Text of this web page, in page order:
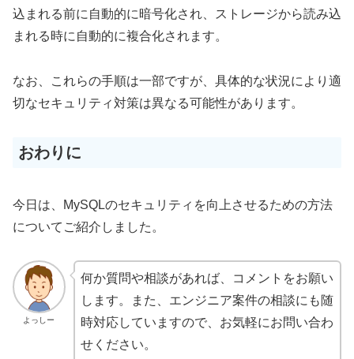
込まれる前に自動的に暗号化され、ストレージから読み込
まれる時に自動的に複合化されます。
なお、これらの手順は一部ですが、具体的な状況により適
切なセキュリティ対策は異なる可能性があります。
おわりに
今日は、MySQLのセキュリティを向上させるための方法
についてご紹介しました。
よっしー
何か質問や相談があれば、コメントをお願い
します。また、エンジニア案件の相談にも随
時対応していますので、お気軽にお問い合わ
せください。